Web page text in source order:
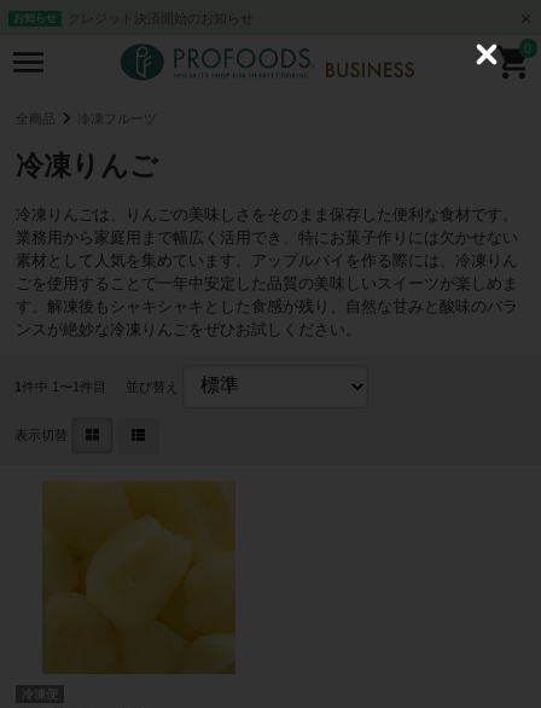
お知らせ クレジット決済開始のお知らせ
0
全商品 冷凍フルーツ
冷凍りんご
冷凍りんごは、りんごの美味しさをそのまま保存した便利な食材です。
業務用から家庭用まで幅広く活用でき、特にお菓子作りには欠かせない
素材として人気を集めています。アップルパイを作る際には、冷凍りん
ごを使用することで一年中安定した品質の美味しいスイーツが楽しめま
す。解凍後もシャキシャキとした食感が残り、自然な甘みと酸味のバラ
ンスが絶妙な冷凍りんごをぜひお試しください。
1 件中 1〜1件目 並び替え
表示切替
冷凍便
C